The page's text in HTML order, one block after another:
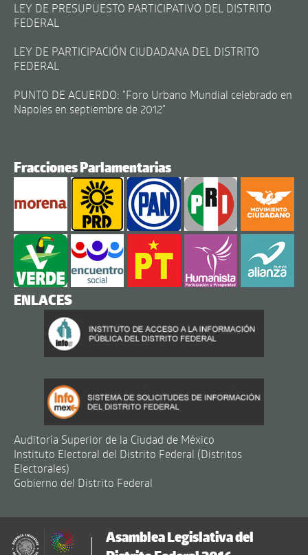
LEY DE PRESUPUESTO PARTICIPATIVO DEL DISTRITO
FEDERAL
LEY DE PARTICIPACIÓN CIUDADANA DEL DISTRITO
FEDERAL
PUNTO DE ACUERDO: "Foro Urbano Mundial celebrado en
Napoles en septiembre de 2012"
Fracciones Parlamentarias
ENLACES
Auditoría Superior de la Ciudad de México
Instituto Electoral del Distrito Federal (Distritos
Electorales)
Gobierno del Distrito Federal
Asamblea Legislativa del